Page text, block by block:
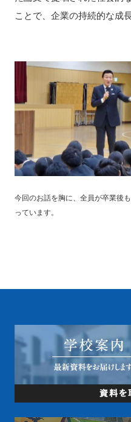
ことで、企業の持続的な成
今回のお話を胸に、全員が卒業後
っています。